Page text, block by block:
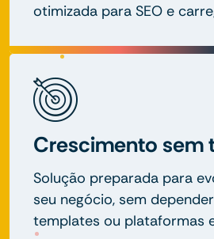
otimizada para SEO e
Crescimento sem
Solução preparada para
seu negócio, sem
templates ou plataformas